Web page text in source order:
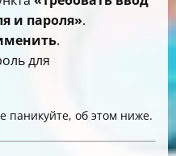
и пароля».
.
для
паникуйте, об этом ниже.